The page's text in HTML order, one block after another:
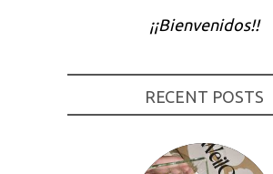
¡¡Bienvenidos!!
RECENT POSTS
Para que